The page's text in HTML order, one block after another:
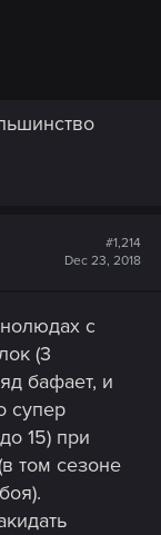
#1,214
Dec 23, 2018
с
(3
бафает, и
супер
15) при
том сезоне